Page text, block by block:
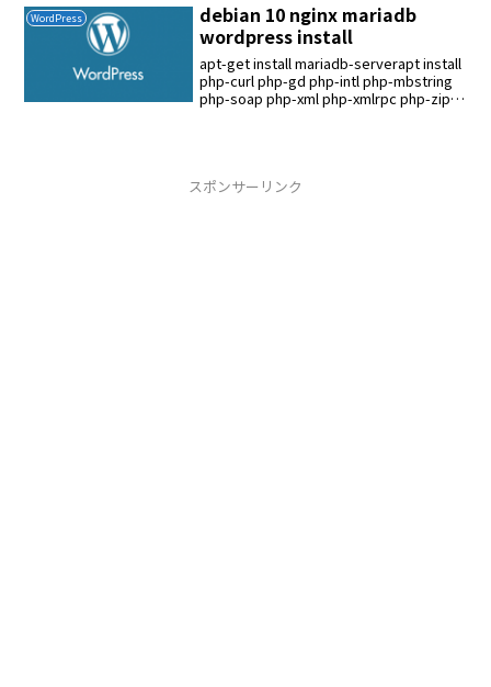
WordPress
debian 10 nginx mariadb
wordpress install
apt-get install mariadb-serverapt install
php-curl php-gd php-intl php-mbstring
php-soap php-xml php-xmlrpc php-zip
スポンサーリンク